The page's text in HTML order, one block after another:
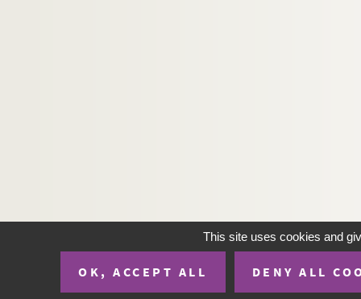
This site uses cookies and
OK, ACCEPT ALL DENY ALL